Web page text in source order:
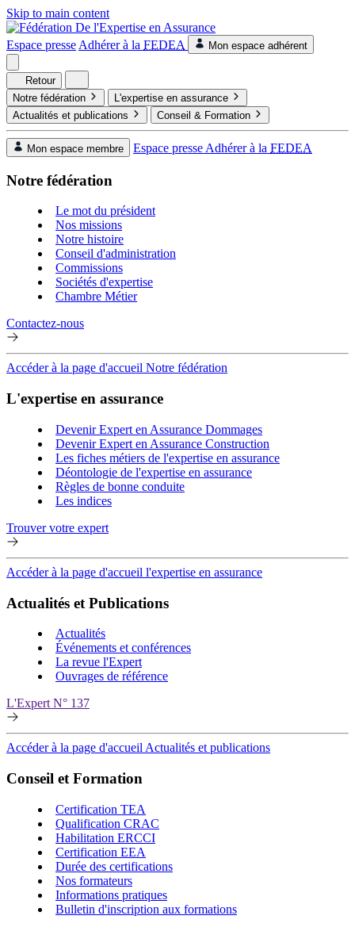
Skip to main content
Espace presse Adhérer à la FEDEA Mon espace adhérent
Retour
Notre fédération
L'expertise en assurance
Actualités et publications
Conseil & Formation
Mon espace membre Espace presse Adhérer à la FEDEA
Notre fédération
Le mot du président
Nos missions
Notre histoire
Conseil d'administration
Commissions
Sociétés d'expertise
Chambre Métier
Contactez-nous
Accéder à la page d'accueil Notre fédération
L'expertise en assurance
Devenir Expert en Assurance Dommages
Devenir Expert en Assurance Construction
Les fiches métiers de l'expertise en assurance
Déontologie de l'expertise en assurance
Règles de bonne conduite
Les indices
Trouver votre expert
Accéder à la page d'accueil l'expertise en assurance
Actualités et Publications
Actualités
Événements et conférences
La revue l'Expert
Ouvrages de référence
L'Expert N° 137
Accéder à la page d'accueil Actualités et publications
Conseil et Formation
Certification TEA
Qualification CRAC
Habilitation ERCCI
Certification EEA
Durée des certifications
Nos formateurs
Informations pratiques
Bulletin d'inscription aux formations